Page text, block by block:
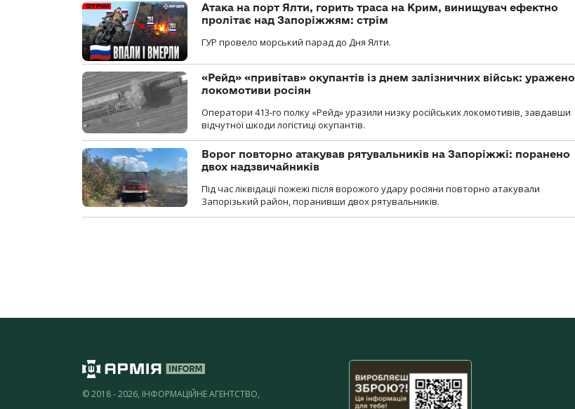
Атака на порт Ялти, горить траса на Крим, винищувач ефектно
пролітає над Запоріжжям: стрім
ГУР провело морський парад до Дня Ялти.
«Рейд» «привітав» окупантів із днем залізничних військ: уражено
локомотиви росіян
Оператори 413-го полку «Рейд» уразили низку російських локомотивів, завдавши
відчутної шкоди логістиці окупантів.
Ворог повторно атакував рятувальників на Запоріжжі: поранено
двох надзвичайників
Під час ліквідації пожежі після ворожого удару росіяни повторно атакували
Запорізький район, поранивши двох рятувальників.
© 2018 - 2026, ІНФОРМАЦІЙНЕ АГЕНТСТВО,